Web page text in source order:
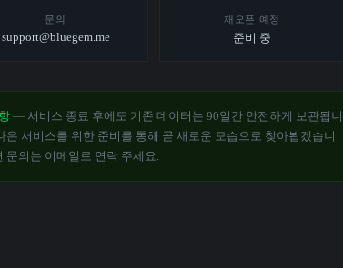
문의
support@bluegem.me
재오픈 예정
준비 중
— 서비스 종료 후에도 기존 데이터는 90일간 안전하게 보관됩니
은 서비스를 위한 준비를 통해 곧 새로운 모습으로 찾아뵙겠습니
문의는 이메일로 연락 주세요.